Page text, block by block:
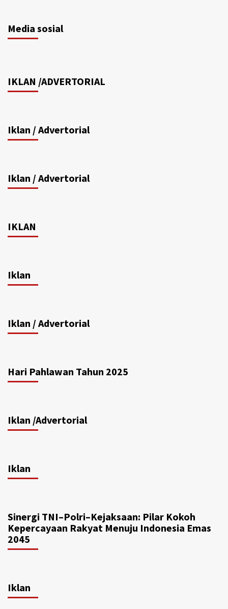
Media sosial
IKLAN /ADVERTORIAL
Iklan / Advertorial
Iklan / Advertorial
IKLAN
Iklan
Iklan / Advertorial
Hari Pahlawan Tahun 2025
Iklan /Advertorial
Iklan
Sinergi TNI–Polri–Kejaksaan: Pilar Kokoh
Kepercayaan Rakyat Menuju Indonesia Emas
2045
Iklan